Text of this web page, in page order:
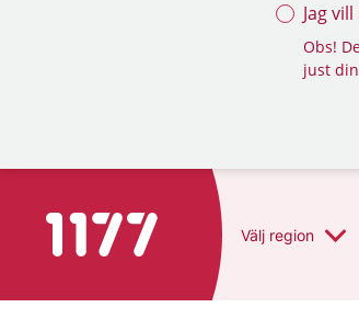
Jag
Obs!
just
Till startsidan för 1177 Välj region